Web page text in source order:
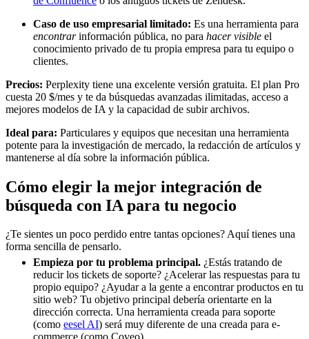
Caso de uso empresarial limitado: Es una herramienta para
encontrarinformación pública, no para hacer visible el
conocimiento privado de tu propia empresa para tu equipo o
clientes.
Precios: Perplexity tiene una excelente versión gratuita. El plan Pro
cuesta 20 $/mes y te da búsquedas avanzadas ilimitadas, acceso a
mejores modelos de IA y la capacidad de subir archivos.
Ideal para: Particulares y equipos que necesitan una herramienta
potente para la investigación de mercado, la redacción de artículos y
mantenerse al día sobre la información pública.
Cómo elegir la mejor integración de
búsqueda con IA para tu negocio
¿Te sientes un poco perdido entre tantas opciones? Aquí tienes una
forma sencilla de pensarlo.
Empieza por tu problema principal. ¿Estás tratando de
reducir los tickets de soporte? ¿Acelerar las respuestas para tu
propio equipo? ¿Ayudar a la gente a encontrar productos en tu
sitio web? Tu objetivo principal debería orientarte en la
dirección correcta. Una herramienta creada para soporte
(como eesel AI) será muy diferente de una creada para e-